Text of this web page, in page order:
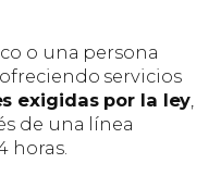
o una persona
servicios
exigidas por la ley,
de una línea
horas.